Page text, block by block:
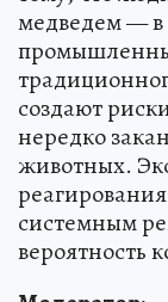
медведем — в
создают
нередко
животных.
системным
вероятность